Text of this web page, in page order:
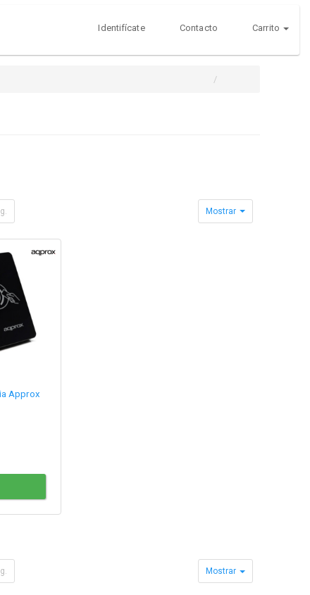
Identifícate Contacto Carrito
Mostrar
Approx
Mostrar